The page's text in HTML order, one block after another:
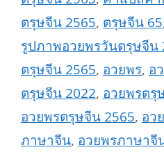
ตรุษจีน 2565, ตรุษจีน 65
รูปภาพอวยพรวันตรุษจีน
ตรุษจีน 2565, อวยพร, อ
ตรุษจีน 2022, อวยพรตรุ
อวยพรตรุษจีน 2565, อว
ภาษาจีน, อวยพรภาษาจี